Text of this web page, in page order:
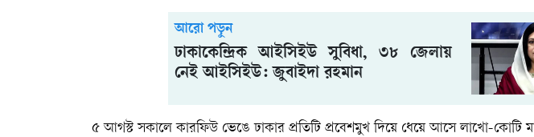
আরো পড়ুন
ঢাকাকেন্দ্রিক আইসিইউ সুবিধা, ৩৮ জেলায়
নেই আইসিইউ: জুবাইদা রহমান
৫ আগস্ট সকালে কারফিউ ভেঙে ঢাকার প্রতিটি প্রবেশমুখ দিয়ে ধেয়ে আসে লাখো-কোটি